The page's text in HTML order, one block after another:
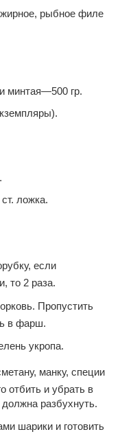
рыбное филе
минтая—500 гр.
ложка.
если
то 2 раза.
Пропустить
в фарш.
укропа.
манку, специи
отбить и убрать в
разбухнуть.
шарики и готовить